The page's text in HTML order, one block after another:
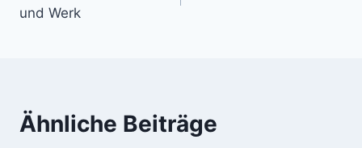
und Werk
Ähnliche Beiträge